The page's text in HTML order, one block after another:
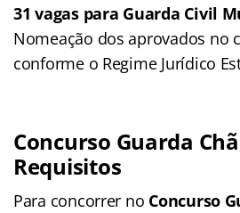
31 vagas para Guarda Civil
Nomeação dos aprovados no
conforme o Regime Jurídico
Concurso Guarda
Requisitos
Para concorrer no Concurso